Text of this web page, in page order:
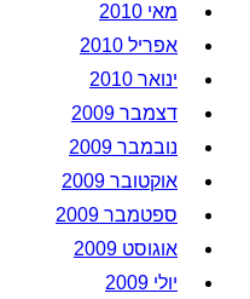
מאי 2010
אפריל 2010
ינואר 2010
דצמבר 2009
נובמבר 2009
אוקטובר 2009
ספטמבר 2009
אוגוסט 2009
יולי 2009